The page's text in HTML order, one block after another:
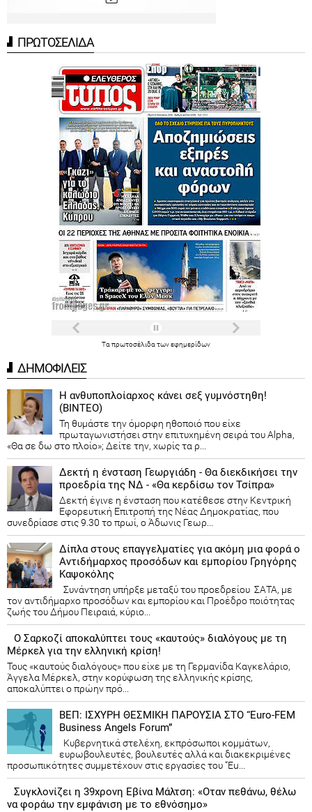
ΠΡΩΤΟΣΕΛΙΔΑ
Ταπρωτοσέλιδατωνεφημερίδων
ΔΗΜΟΦΙΛΕΙΣ
Η ανθυποπλοίαρχος κάνει σεξ γυμνόστηθη!
(ΒΙΝΤΕΟ)
Τη θυμάστε την όμορφη ηθοποιό που είχε
πρωταγωνιστήσει στην επιτυχημένη σειρά του Alpha,
«Θα σε δω στο πλοίο»; Δείτε την, χωρίς τα ρ...
Δεκτή η ένσταση Γεωργιάδη - Θα διεκδικήσει την
προεδρία της ΝΔ - «Θα κερδίσω τον Τσίπρα»
Δεκτή έγινε η ένσταση που κατέθεσε στην Κεντρική
Εφορευτική Επιτροπή της Νέας Δημοκρατίας, που
συνεδρίασε στις 9.30 το πρωί, ο Άδωνις Γεωρ...
Δίπλα στους επαγγελματίες για ακόμη μια φορά ο
Αντιδήμαρχος προσόδων και εμπορίου Γρηγόρης
Καψοκόλης
Συνάντηση υπήρξε μεταξύ του προεδρείου ΣΑΤΑ, με
τον αντιδήμαρχο προσόδων και εμπορίου και Προέδρο ποιότητας
ζωής του Δήμου Πειραιά, κύριο...
Ο Σαρκοζί αποκαλύπτει τους «καυτούς» διαλόγους με τη
Μέρκελ για την ελληνική κρίση!
Τους «καυτούς διαλόγους» που είχε με τη Γερμανίδα Καγκελάριο,
Άγγελα Μέρκελ, στην κορύφωση της ελληνικής κρίσης,
αποκαλύπτει ο πρώην πρό...
ΒΕΠ: ΙΣΧΥΡΗ ΘΕΣΜΙΚΗ ΠΑΡΟΥΣΙΑ ΣΤΟ “Euro-FEM
Business Angels Forum”
Κυβερνητικά στελέχη, εκπρόσωποι κομμάτων,
ευρωβουλευτές, βουλευτές αλλά και διακεκριμένες
προσωπικότητες συμμετέχουν στις εργασίες του “Eu...
Συγκλονίζει η 39χρονη Εβίνα Μάλτση: «Οταν πεθάνω, θέλω
να φοράω την εμφάνιση με το εθνόσημο»